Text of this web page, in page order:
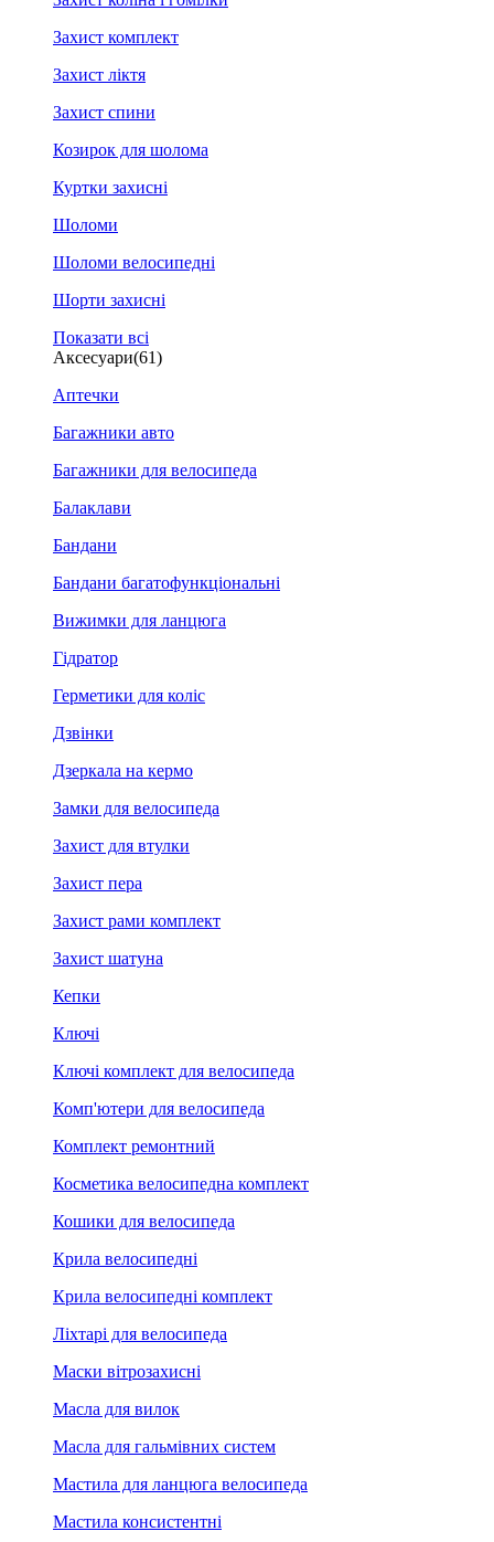
Захист комплект
Захист ліктя
Захист спини
Козирок для шолома
Куртки захисні
Шоломи
Шоломи велосипедні
Шорти захисні
Показати всі
Аксесуари(61)
Аптечки
Багажники авто
Багажники для велосипеда
Балаклави
Бандани
Бандани багатофункціональні
Вижимки для ланцюга
Гідратор
Герметики для коліс
Дзвінки
Дзеркала на кермо
Замки для велосипеда
Захист для втулки
Захист пера
Захист рами комплект
Захист шатуна
Кепки
Ключі
Ключі комплект для велосипеда
Комп'ютери для велосипеда
Комплект ремонтний
Косметика велосипедна комплект
Кошики для велосипеда
Крила велосипедні
Крила велосипедні комплект
Ліхтарі для велосипеда
Маски вітрозахисні
Масла для вилок
Масла для гальмівних систем
Мастила для ланцюга велосипеда
Мастила консистентні